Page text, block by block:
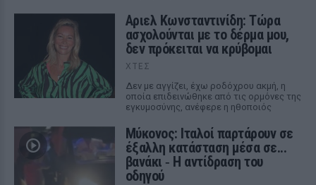
Αριελ Κωνσταντινίδη: Τώρα
ασχολούνται με το δέρμα μου,
δεν πρόκειται να κρύβομαι
ΧΤΕΣ
Δεν με αγγίζει, έχω ροδόχρου ακμή, η
οποία επιδεινώθηκε από τις ορμόνες της
εγκυμοσύνης, ανέφερε η ηθοποιός
Μύκονος: Ιταλοί παρτάρουν σε
έξαλλη κατάσταση μέσα σε...
βανάκι ‑ Η αντίδραση του
οδηγού